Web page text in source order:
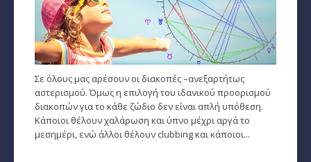
Σε όλους μας αρέσουν οι διακοπές –ανεξαρτήτως
αστερισμού. Όμως η επιλογή του ιδανικού προορισμού
διακοπών για το κάθε ζώδιο δεν είναι απλή υπόθεση.
Κάποιοι θέλουν χαλάρωση και ύπνο μέχρι αργά το
μεσημέρι, ενώ άλλοι θέλουν clubbing και κάποιοι...